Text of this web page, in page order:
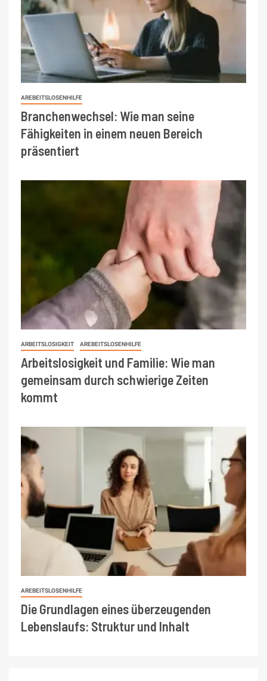
AREBEITSLOSENHILFE
Branchenwechsel: Wie man seine
Fähigkeiten in einem neuen Bereich
präsentiert
ARBEITSLOSIGKEIT AREBEITSLOSENHILFE
Arbeitslosigkeit und Familie: Wie man
gemeinsam durch schwierige Zeiten
kommt
AREBEITSLOSENHILFE
Die Grundlagen eines überzeugenden
Lebenslaufs: Struktur und Inhalt